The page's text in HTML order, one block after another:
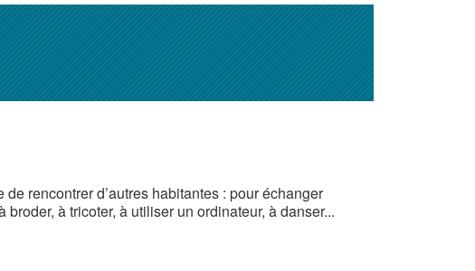
rencontrer d’autres habitantes : pour échanger
à tricoter, à utiliser un ordinateur, à danser...